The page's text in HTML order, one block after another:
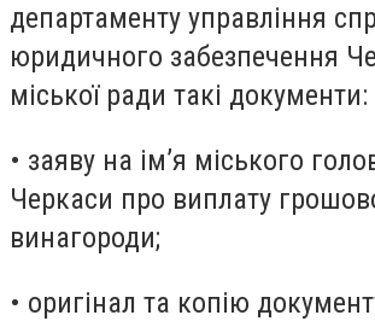
департаменту управління
юридичного забезпечення
міської ради такі документи:
• заяву на ім’я міського
Черкаси про виплату
винагороди;
• оригінал та копію